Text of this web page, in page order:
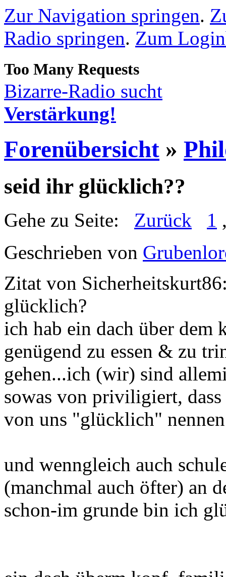
Zur Navigation springen.
Radio springen. Zum
Bizarre-Radio sucht
Verstärkung!
Forenübersicht »
seid ihr glücklich??
Gehe zu Seite: Zurück 1
Geschrieben von
Zitat von
glücklich?
ich hab ein dach über
genügend zu essen & zu
gehen...ich (wir) sind
sowas von priviligiert,
von uns "glücklich"
und wenngleich auch
(manchmal auch öfter) an
schon-im grunde bin ich